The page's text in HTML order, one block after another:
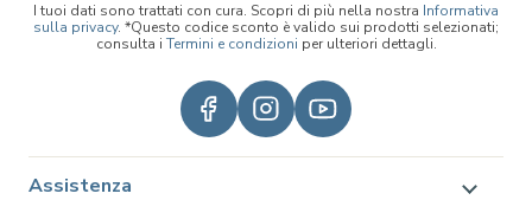
I tuoi dati sono trattati con cura. Scopri di più nella nostra Informativa
sulla privacy. *Questo codice sconto è valido sui prodotti selezionati;
consulta i Termini e condizioni per ulteriori dettagli.
Assistenza